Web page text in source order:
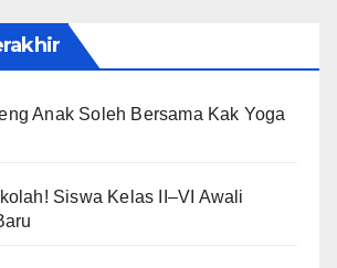
Anak Soleh Bersama Kak Yoga
Siswa Kelas II–VI Awali